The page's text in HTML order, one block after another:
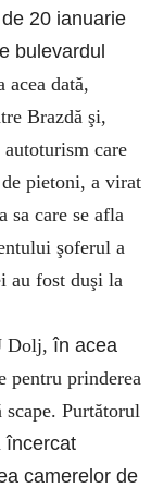
20 ianuarie
bulevardul
dată,
Brazdă şi,
care
pietoni, a virat
sa care se afla
şoferul a
au fost duşi la
Dolj,în acea
pentru prinderea
scape. Purtătorul
încercat
camerelor de